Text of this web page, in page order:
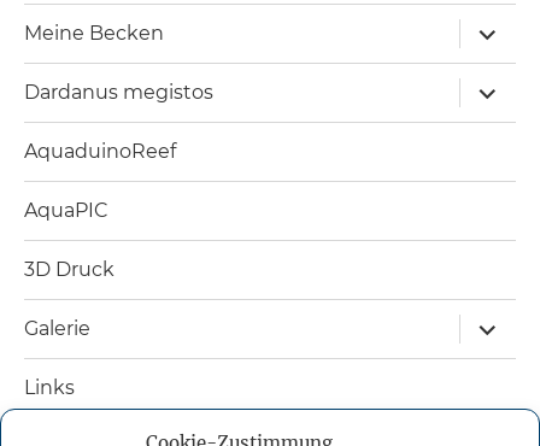
Meine Becken
öffnen
Dardanus megistos
öffnen
AquaduinoReef
AquaPIC
3D Druck
Galerie
öffnen
Links